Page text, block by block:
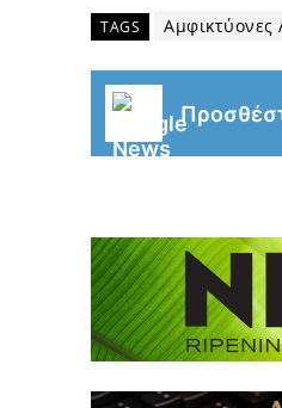
TAGS Αμφικτύονες